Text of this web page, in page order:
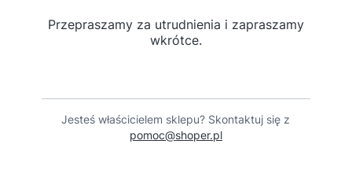
Przepraszamy za utrudnienia i zapraszamy
wkrótce.
Jesteś właścicielem sklepu? Skontaktuj się z
pomoc@shoper.pl